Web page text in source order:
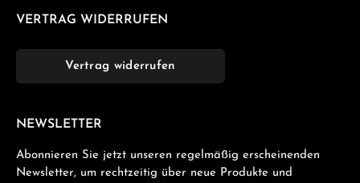
VERTRAG WIDERRUFEN
Vertrag widerrufen
NEWSLETTER
Abonnieren Sie jetzt unseren regelmäßig erscheinenden
Newsletter, um rechtzeitig über neue Produkte und